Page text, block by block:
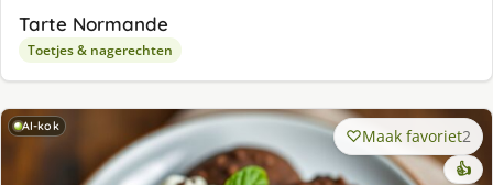
Tarte Normande
Toetjes & nagerechten
AI-kok Maak favoriet2
👍